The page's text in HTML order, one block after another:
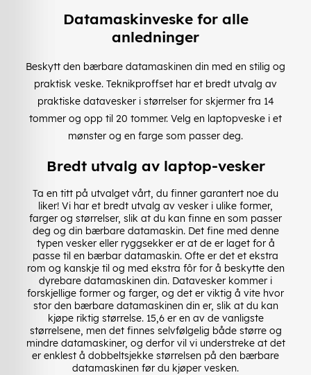
Datamaskinveske for alle
anledninger
Beskytt den bærbare datamaskinen din med en stilig og
praktisk veske. Teknikproffset har et bredt utvalg av
praktiske datavesker i størrelser for skjermer fra 14
tommer og opp til 20 tommer. Velg en laptopveske i et
mønster og en farge som passer deg.
Bredt utvalg av laptop-vesker
Ta en titt på utvalget vårt, du finner garantert noe du
liker! Vi har et bredt utvalg av vesker i ulike former,
farger og størrelser, slik at du kan finne en som passer
deg og din bærbare datamaskin. Det fine med denne
typen vesker eller ryggsekker er at de er laget for å
passe til en bærbar datamaskin. Ofte er det et ekstra
rom og kanskje til og med ekstra fôr for å beskytte den
dyrebare datamaskinen din. Datavesker kommer i
forskjellige former og farger, og det er viktig å vite hvor
stor den bærbare datamaskinen din er, slik at du kan
kjøpe riktig størrelse. 15,6 er en av de vanligste
størrelsene, men det finnes selvfølgelig både større og
mindre datamaskiner, og derfor vil vi understreke at det
er enklest å dobbeltsjekke størrelsen på den bærbare
datamaskinen før du kjøper vesken.